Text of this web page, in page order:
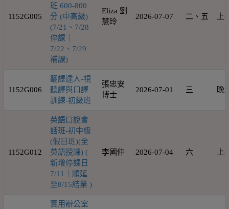
1152G005
班 600-800
分 (中高級)
(7/21、7/28
停課｜
7/22、7/29
補課)
Eliza 劉
慧玲
2026-07-07 二、五 上
1152G006
翻譯達人-視
聽譯與口譯
訓練-初級班
張忠安
博士
2026-07-01 三 晚
1152G012
英語口說會
話班-初中級
(假日班)(全
英語授課) (
新增停課日
7/11｜順延
至8/15結業 )
李國仲 2026-07-04 六 上
實用辦公室